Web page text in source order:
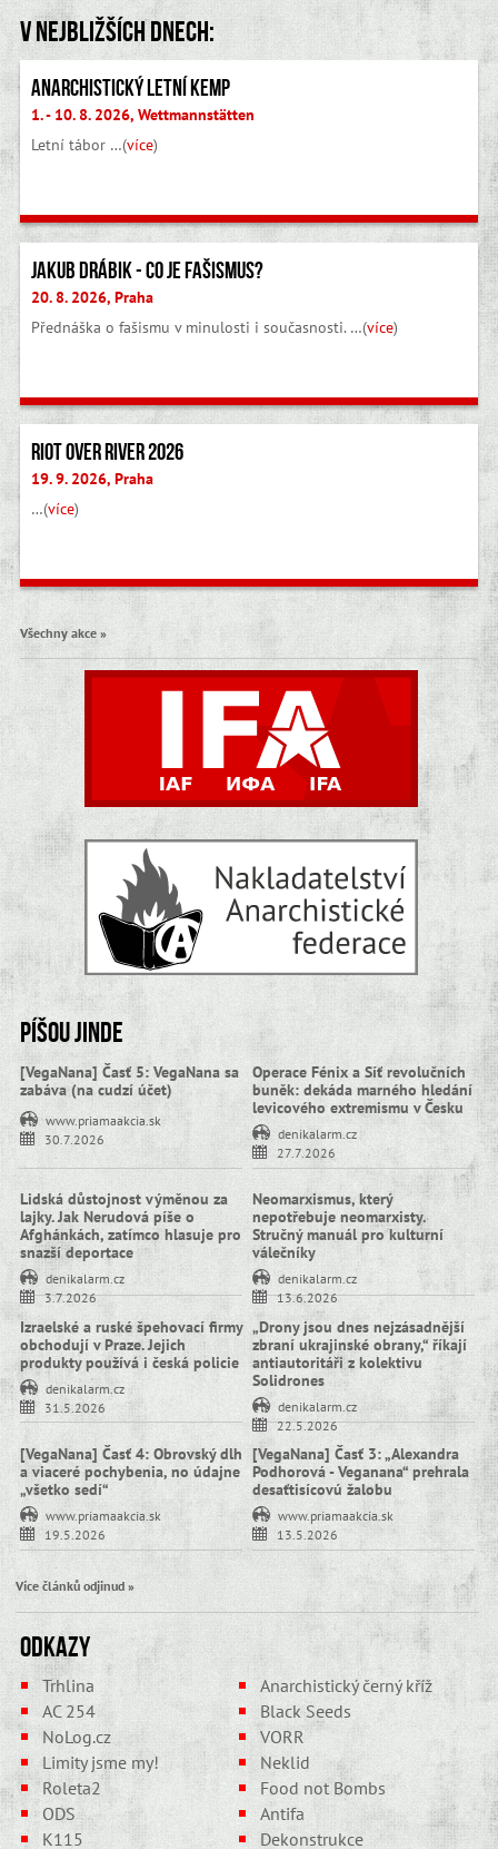
V nejbližších dnech:
Anarchistický letní kemp
1. - 10. 8. 2026, Wettmannstätten
Letní tábor …(více)
Jakub Drábik - Co je fašismus?
20. 8. 2026, Praha
Přednáška o fašismu v minulosti i současnosti. …(více)
Riot Over River 2026
19. 9. 2026, Praha
…(více)
Všechny akce »
Píšou jinde
[VegaNana] Časť 5: VegaNana sa
zabáva (na cudzí účet)
www.priamaakcia.sk
30.7.2026
Operace Fénix a Síť revolučních
buněk: dekáda marného hledání
levicového extremismu v Česku
denikalarm.cz
27.7.2026
Lidská důstojnost výměnou za
lajky. Jak Nerudová píše o
Afghánkách, zatímco hlasuje pro
snazší deportace
denikalarm.cz
3.7.2026
Neomarxismus, který
nepotřebuje neomarxisty.
Stručný manuál pro kulturní
válečníky
denikalarm.cz
13.6.2026
Izraelské a ruské špehovací firmy
obchodují v Praze. Jejich
produkty používá i česká policie
denikalarm.cz
31.5.2026
„Drony jsou dnes nejzásadnější
zbraní ukrajinské obrany,“ říkají
antiautoritáři z kolektivu
Solidrones
denikalarm.cz
22.5.2026
[VegaNana] Časť 4: Obrovský dlh
a viaceré pochybenia, no údajne
„všetko sedí“
www.priamaakcia.sk
19.5.2026
[VegaNana] Časť 3: „Alexandra
Podhorová - Veganana“ prehrala
desaťtisícovú žalobu
www.priamaakcia.sk
13.5.2026
Více článků odjinud »
Odkazy
Trhlina
Anarchistický černý kříž
AC 254
Black Seeds
NoLog.cz
VORR
Limity jsme my!
Neklid
Roleta2
Food not Bombs
ODS
Antifa
K115
Dekonstrukce